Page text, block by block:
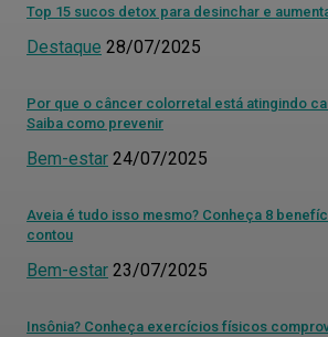
Top 15 sucos detox para desinchar e
Destaque 28/07/2025
Por que o câncer colorretal está atingindo
Saiba como prevenir
Bem-estar 24/07/2025
Aveia é tudo isso mesmo? Conheça 8
contou
Bem-estar 23/07/2025
Insônia? Conheça exercícios físicos